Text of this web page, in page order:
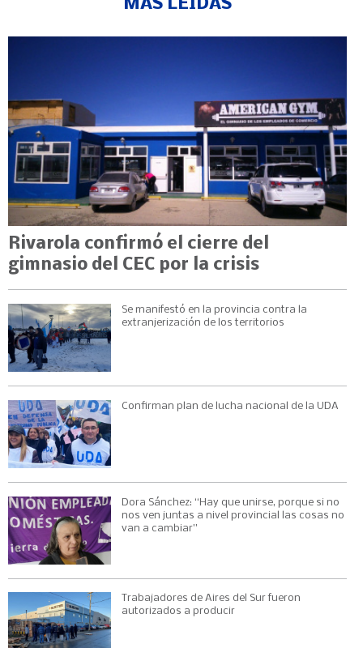
MÁS LEÍDAS
Rivarola confirmó el cierre del
gimnasio del CEC por la crisis
Se manifestó en la provincia contra la
extranjerización de los territorios
Confirman plan de lucha nacional de la UDA
Dora Sánchez: “Hay que unirse, porque si no
nos ven juntas a nivel provincial las cosas no
van a cambiar”
Trabajadores de Aires del Sur fueron
autorizados a producir